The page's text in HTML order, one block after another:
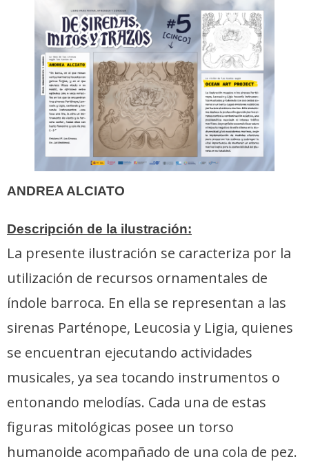
ANDREA ALCIATO
Descripción de la ilustración:
La presente ilustración se caracteriza por la
utilización de recursos ornamentales de
índole barroca. En ella se representan a las
sirenas Parténope, Leucosia y Ligia, quienes
se encuentran ejecutando actividades
musicales, ya sea tocando instrumentos o
entonando melodías. Cada una de estas
figuras mitológicas posee un torso
humanoide acompañado de una cola de pez.